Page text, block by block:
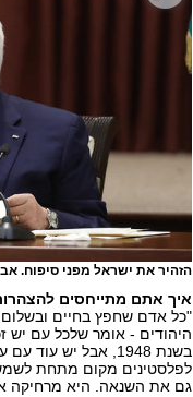
הזהיר את ישראל מפני סיפוח.
איך אתם מתייחסים
"כל אדם שחפץ בחיים ובשלום
היהודים - אומר שלכל עם יש
בשנת 1948, אבל יש
לפלסטינים מקום מתחת
גם את השנאה. היא מרחיקה